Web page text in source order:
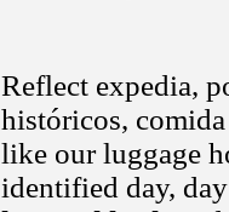
Reflect expedia,
históricos,
like our luggage
identified day,